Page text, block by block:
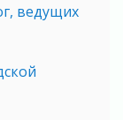
ведущих